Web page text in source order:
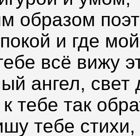
образом
и где
всё вижу
ангел, свет
тебе так
тебе стихи,